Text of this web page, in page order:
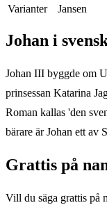
Varianter
Jansen
Johan i
Johan III byggde om
prinsessan Katarina
Roman kallas 'den
bärare är Johan ett av
Grattis på
Vill du säga grattis på